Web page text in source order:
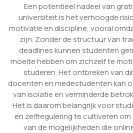
Een potentieel nadeel van
universiteit is het verhoogde
motivatie en discipline, vooral
zijn. Zonder de structuur van
deadlines kunnen studenten
moeite hebben om zichzelf te
studeren. Het ontbreken van
docenten en medestudenten kan
van isolatie en verminderde
Het is daarom belangrijk voor
en zelfregulering te cultiveren
van de mogelijkheden die